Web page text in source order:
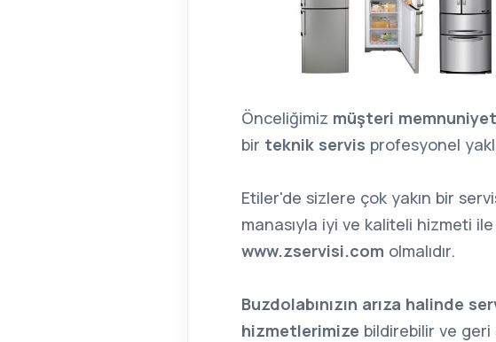
Önceliğimiz müşteri
bir teknik servis profesyonel
Etiler'de sizlere çok yakın bir
manasıyla iyi ve kaliteli hizmeti
www.zservisi.com olmalıdır.
Buzdolabınızın arıza halinde
hizmetlerimize bildirebilir ve